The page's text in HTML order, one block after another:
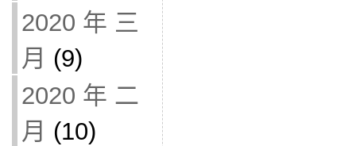
2020 年 三
月 (9)
2020 年 二
月 (10)